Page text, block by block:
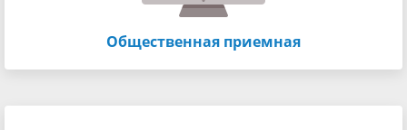
Общественная приемная